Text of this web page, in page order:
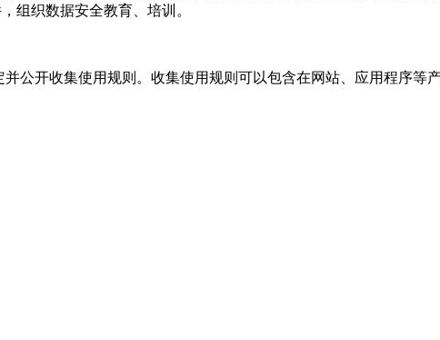
组织数据安全教育、培训。
公开收集使用规则。收集使用规则可以包含在网站、应用程序等